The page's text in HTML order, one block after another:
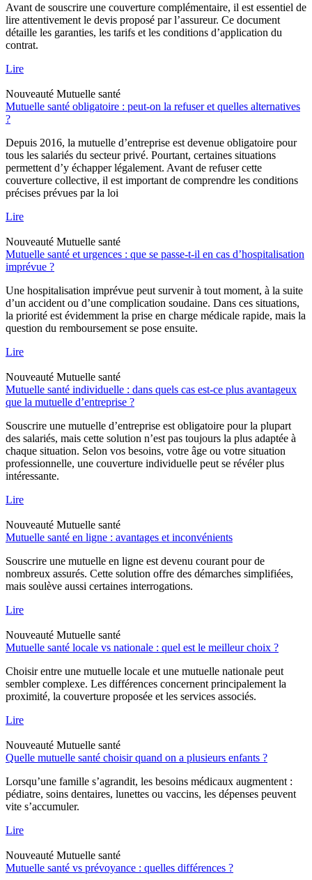
Avant de souscrire une couverture complémentaire, il est essentiel de
lire attentivement le devis proposé par l’assureur. Ce document
détaille les garanties, les tarifs et les conditions d’application du
contrat.
Lire
Nouveauté Mutuelle santé
Mutuelle santé obligatoire : peut-on la refuser et quelles alternatives
?
Depuis 2016, la mutuelle d’entreprise est devenue obligatoire pour
tous les salariés du secteur privé. Pourtant, certaines situations
permettent d’y échapper légalement. Avant de refuser cette
couverture collective, il est important de comprendre les conditions
précises prévues par la loi
Lire
Nouveauté Mutuelle santé
Mutuelle santé et urgences : que se passe-t-il en cas d’hospitalisation
imprévue ?
Une hospitalisation imprévue peut survenir à tout moment, à la suite
d’un accident ou d’une complication soudaine. Dans ces situations,
la priorité est évidemment la prise en charge médicale rapide, mais la
question du remboursement se pose ensuite.
Lire
Nouveauté Mutuelle santé
Mutuelle santé individuelle : dans quels cas est-ce plus avantageux
que la mutuelle d’entreprise ?
Souscrire une mutuelle d’entreprise est obligatoire pour la plupart
des salariés, mais cette solution n’est pas toujours la plus adaptée à
chaque situation. Selon vos besoins, votre âge ou votre situation
professionnelle, une couverture individuelle peut se révéler plus
intéressante.
Lire
Nouveauté Mutuelle santé
Mutuelle santé en ligne : avantages et inconvénients
Souscrire une mutuelle en ligne est devenu courant pour de
nombreux assurés. Cette solution offre des démarches simplifiées,
mais soulève aussi certaines interrogations.
Lire
Nouveauté Mutuelle santé
Mutuelle santé locale vs nationale : quel est le meilleur choix ?
Choisir entre une mutuelle locale et une mutuelle nationale peut
sembler complexe. Les différences concernent principalement la
proximité, la couverture proposée et les services associés.
Lire
Nouveauté Mutuelle santé
Quelle mutuelle santé choisir quand on a plusieurs enfants ?
Lorsqu’une famille s’agrandit, les besoins médicaux augmentent :
pédiatre, soins dentaires, lunettes ou vaccins, les dépenses peuvent
vite s’accumuler.
Lire
Nouveauté Mutuelle santé
Mutuelle santé vs prévoyance : quelles différences ?